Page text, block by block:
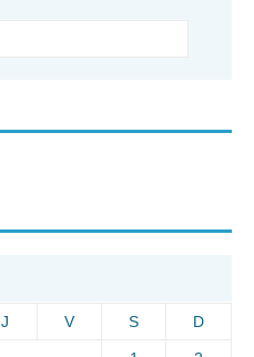
J V S D